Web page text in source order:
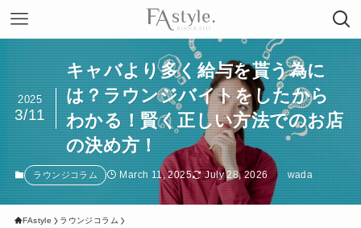
キャバより多く給与を貰う為に
は？ラウンジバイトをしたから
わかる！賢く正しい方法でのお店
の決め方！
2025
3/11
ラウンジコラム March 11, 2025 July 28, 2026 wada
FAstyle
ラウンジコラム